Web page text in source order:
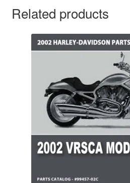
Related products